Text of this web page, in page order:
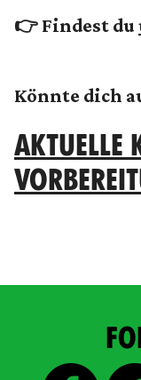
👉 Findest du
Könnte dich
AKTUELLE